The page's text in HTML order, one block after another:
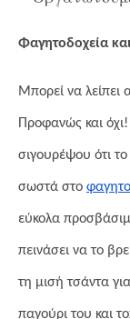
Φαγητοδοχεία
Μπορεί να λείπει
Προφανώς και
σιγουρέψου ότι το
σωστά στο
εύκολα
πεινάσει να το
τη μισή τσάντα
παγούρι του και